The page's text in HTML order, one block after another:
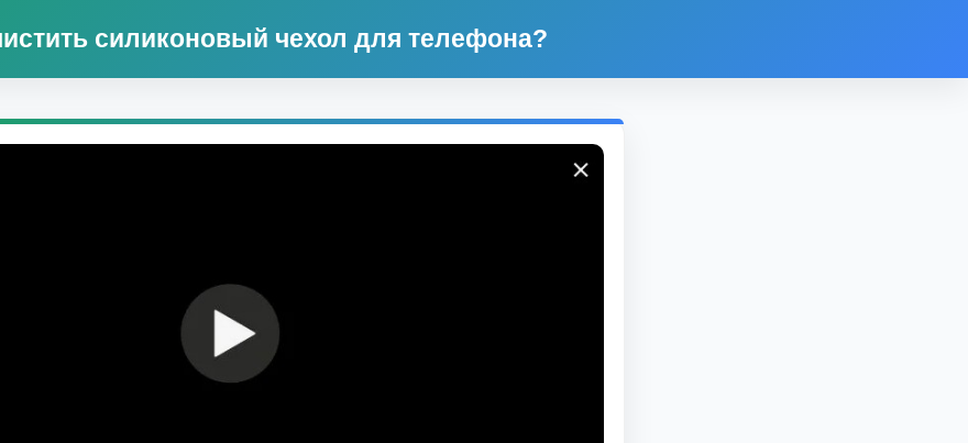
силиконовый чехол для телефона?